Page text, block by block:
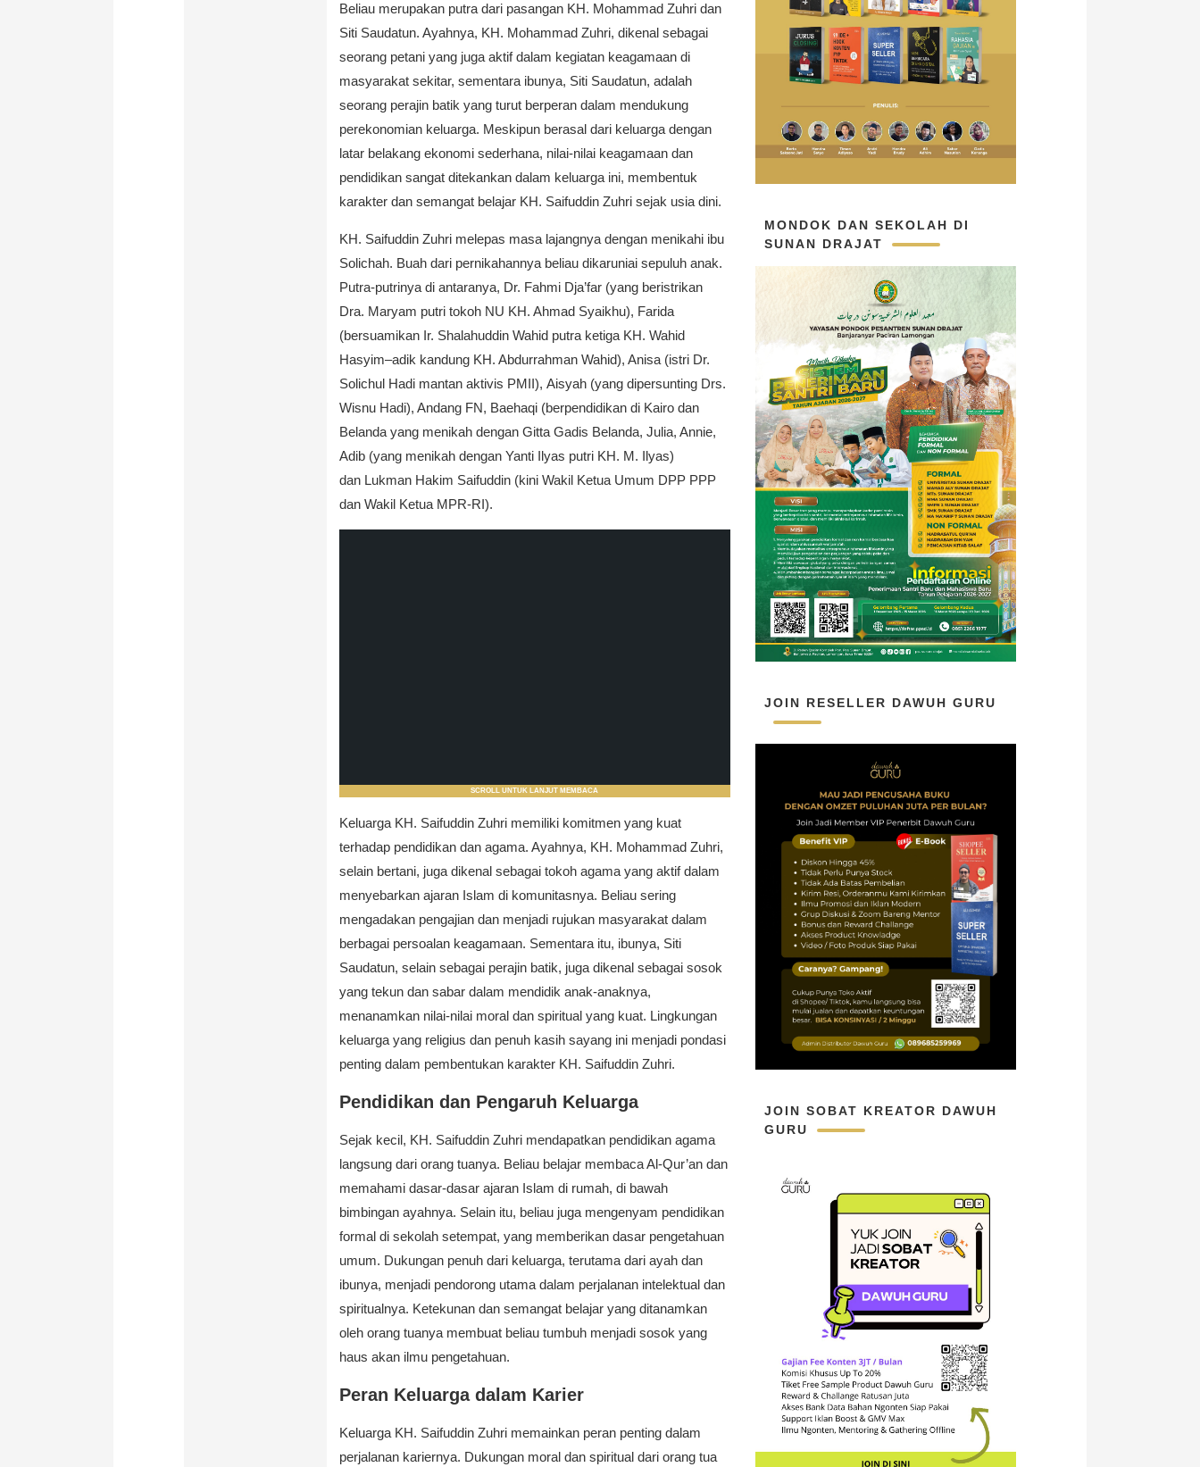
Beliau merupakan putra dari pasangan KH. Mohammad Zuhri dan
Siti Saudatun. Ayahnya, KH. Mohammad Zuhri, dikenal sebagai
seorang petani yang juga aktif dalam kegiatan keagamaan di
masyarakat sekitar, sementara ibunya, Siti Saudatun, adalah
seorang perajin batik yang turut berperan dalam mendukung
perekonomian keluarga. Meskipun berasal dari keluarga dengan
latar belakang ekonomi sederhana, nilai-nilai keagamaan dan
pendidikan sangat ditekankan dalam keluarga ini, membentuk
karakter dan semangat belajar KH. Saifuddin Zuhri sejak usia dini.
KH. Saifuddin Zuhri melepas masa lajangnya dengan menikahi ibu
Solichah. Buah dari pernikahannya beliau dikaruniai sepuluh anak.
Putra-putrinya di antaranya, Dr. Fahmi Dja’far (yang beristrikan
Dra. Maryam putri tokoh NU KH. Ahmad Syaikhu), Farida
(bersuamikan Ir. Shalahuddin Wahid putra ketiga KH. Wahid
Hasyim–adik kandung KH. Abdurrahman Wahid), Anisa (istri Dr.
Solichul Hadi mantan aktivis PMII), Aisyah (yang dipersunting Drs.
Wisnu Hadi), Andang FN, Baehaqi (berpendidikan di Kairo dan
Belanda yang menikah dengan Gitta Gadis Belanda, Julia, Annie,
Adib (yang menikah dengan Yanti Ilyas putri KH. M. Ilyas)
dan Lukman Hakim Saifuddin (kini Wakil Ketua Umum DPP PPP
dan Wakil Ketua MPR-RI).
SCROLL UNTUK LANJUT MEMBACA
Keluarga KH. Saifuddin Zuhri memiliki komitmen yang kuat
terhadap pendidikan dan agama. Ayahnya, KH. Mohammad Zuhri,
selain bertani, juga dikenal sebagai tokoh agama yang aktif dalam
menyebarkan ajaran Islam di komunitasnya. Beliau sering
mengadakan pengajian dan menjadi rujukan masyarakat dalam
berbagai persoalan keagamaan. Sementara itu, ibunya, Siti
Saudatun, selain sebagai perajin batik, juga dikenal sebagai sosok
yang tekun dan sabar dalam mendidik anak-anaknya,
menanamkan nilai-nilai moral dan spiritual yang kuat. Lingkungan
keluarga yang religius dan penuh kasih sayang ini menjadi pondasi
penting dalam pembentukan karakter KH. Saifuddin Zuhri.
Pendidikan dan Pengaruh Keluarga
Sejak kecil, KH. Saifuddin Zuhri mendapatkan pendidikan agama
langsung dari orang tuanya. Beliau belajar membaca Al-Qur’an dan
memahami dasar-dasar ajaran Islam di rumah, di bawah
bimbingan ayahnya. Selain itu, beliau juga mengenyam pendidikan
formal di sekolah setempat, yang memberikan dasar pengetahuan
umum. Dukungan penuh dari keluarga, terutama dari ayah dan
ibunya, menjadi pendorong utama dalam perjalanan intelektual dan
spiritualnya. Ketekunan dan semangat belajar yang ditanamkan
oleh orang tuanya membuat beliau tumbuh menjadi sosok yang
haus akan ilmu pengetahuan.
Peran Keluarga dalam Karier
Keluarga KH. Saifuddin Zuhri memainkan peran penting dalam
perjalanan kariernya. Dukungan moral dan spiritual dari orang tua
MONDOK DAN SEKOLAH DI
SUNAN DRAJAT
JOIN RESELLER DAWUH GURU
JOIN SOBAT KREATOR DAWUH
GURU